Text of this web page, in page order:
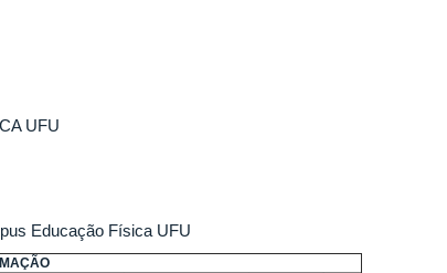
UFU
Educação Física UFU